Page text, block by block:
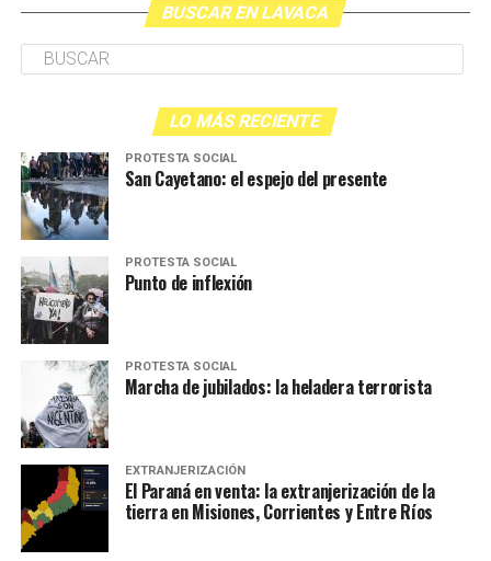
BUSCAR EN LAVACA
LO MÁS RECIENTE
PROTESTA SOCIAL
San Cayetano: el espejo del presente
PROTESTA SOCIAL
Punto de inflexión
PROTESTA SOCIAL
Marcha de jubilados: la heladera terrorista
EXTRANJERIZACIÓN
El Paraná en venta: la extranjerización de la
tierra en Misiones, Corrientes y Entre Ríos